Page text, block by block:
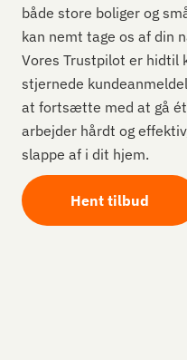
både store boliger og
kan nemt tage os af din
Vores Trustpilot er hidtil
stjernede
at fortsætte med at gå
arbejder hårdt og
slappe af i dit hjem.
Hent tilbud